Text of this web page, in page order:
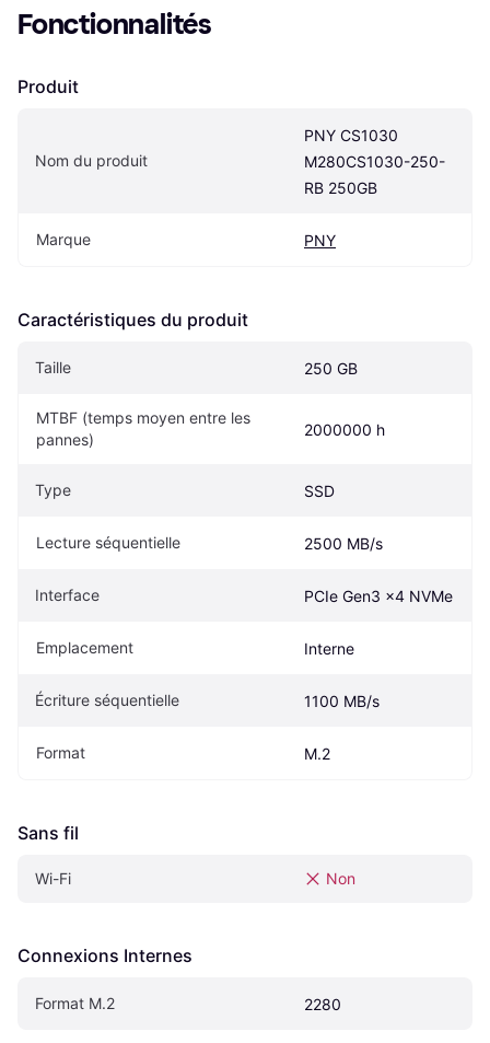
Fonctionnalités
Produit
Nom du produit
PNY CS1030
M280CS1030-250-
RB 250GB
Marque PNY
Caractéristiques du produit
Taille 250 GB
MTBF (temps moyen entre les
pannes)
2000000 h
Type SSD
Lecture séquentielle 2500 MB/s
Interface PCIe Gen3 x4 NVMe
Emplacement Interne
Écriture séquentielle 1100 MB/s
Format M.2
Sans fil
Wi-Fi Non
Connexions Internes
Format M.2 2280